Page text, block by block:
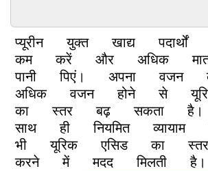
प्यूरीन युक्त खाद्य पदार्थों
कम
करें और अधिक
पानी
पिएं। अपना वजन
अधिक
वजन होने से
का
स्तर बढ़ सकता है।
साथ
ही नियमित व्यायाम
भी
यूरिक एसिड का स्तर
करने
में मदद मिलती है।